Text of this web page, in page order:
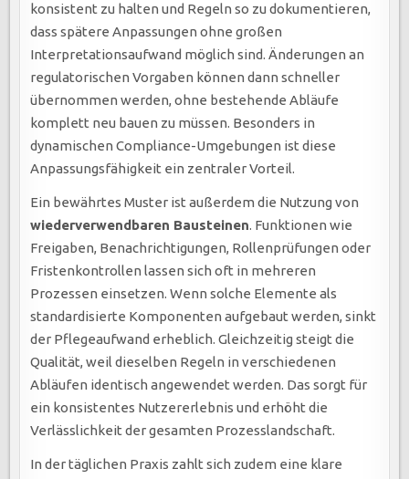
konsistent zu halten und Regeln so zu dokumentieren,
dass spätere Anpassungen ohne großen
Interpretationsaufwand möglich sind. Änderungen an
regulatorischen Vorgaben können dann schneller
übernommen werden, ohne bestehende Abläufe
komplett neu bauen zu müssen. Besonders in
dynamischen Compliance-Umgebungen ist diese
Anpassungsfähigkeit ein zentraler Vorteil.
Ein bewährtes Muster ist außerdem die Nutzung von
wiederverwendbaren Bausteinen. Funktionen wie
Freigaben, Benachrichtigungen, Rollenprüfungen oder
Fristenkontrollen lassen sich oft in mehreren
Prozessen einsetzen. Wenn solche Elemente als
standardisierte Komponenten aufgebaut werden, sinkt
der Pflegeaufwand erheblich. Gleichzeitig steigt die
Qualität, weil dieselben Regeln in verschiedenen
Abläufen identisch angewendet werden. Das sorgt für
ein konsistentes Nutzererlebnis und erhöht die
Verlässlichkeit der gesamten Prozesslandschaft.
In der täglichen Praxis zahlt sich zudem eine klare